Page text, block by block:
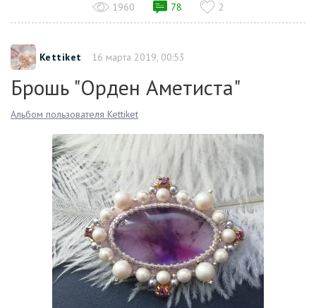
1960 78 2
Kettiket 16 марта 2019, 00:53
Брошь "Орден Аметиста"
Альбом пользователя Kettiket